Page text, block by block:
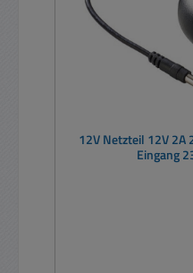
12V Netzteil 12V 2A
Eingang